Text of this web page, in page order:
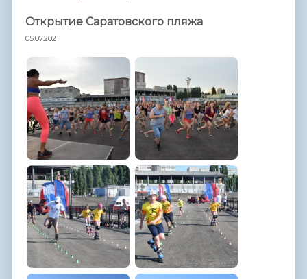
Открытие Саратовского пляжа
05.07.2021